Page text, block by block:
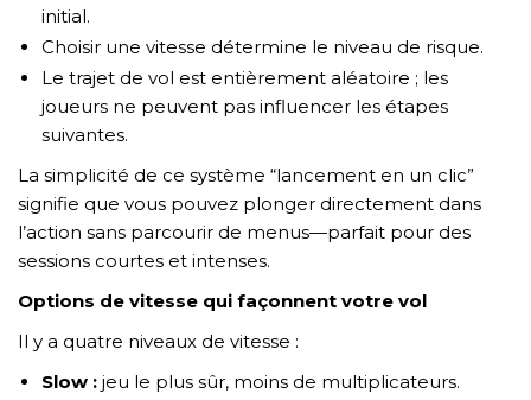
GỬI YÊU CẦU
initial.
Choisir une vitesse détermine le niveau de risque.
Le trajet de vol est entièrement aléatoire ; les
joueurs ne peuvent pas influencer les étapes
suivantes.
La simplicité de ce système “lancement en un clic”
signifie que vous pouvez plonger directement dans
l’action sans parcourir de menus—parfait pour des
sessions courtes et intenses.
Options de vitesse qui façonnent votre vol
Il y a quatre niveaux de vitesse :
Slow : jeu le plus sûr, moins de multiplicateurs.